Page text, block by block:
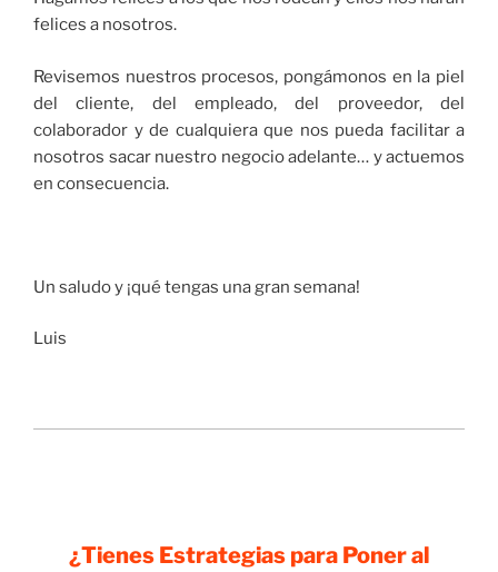
felices a nosotros.
Revisemos nuestros procesos, pongámonos en la piel
del cliente, del empleado, del proveedor, del
colaborador y de cualquiera que nos pueda facilitar a
nosotros sacar nuestro negocio adelante… y actuemos
en consecuencia.
Un saludo y ¡qué tengas una gran semana!
Luis
¿Tienes Estrategias para Poner al